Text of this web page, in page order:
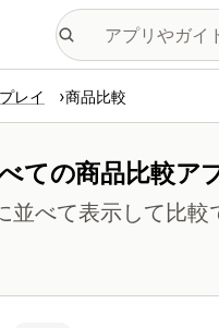
レイ 商品比較
ての商品比較ア
並べて表示して比